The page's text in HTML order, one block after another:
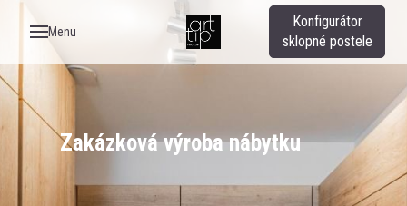
Menu
Konfigurátor
sklopné postele
Zakázková výroba nábytku